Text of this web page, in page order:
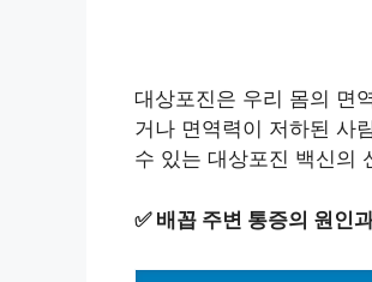
대상포진은 우리 몸의 면
거나 면역력이 저하된 사
수 있는 대상포진 백신의
✅ 배꼽 주변 통증의 원인